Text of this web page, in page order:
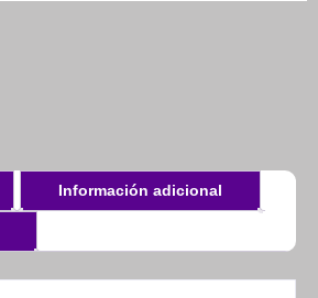
Información adicional